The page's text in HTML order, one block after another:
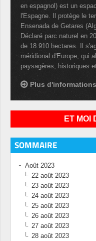
en espagnol) est un
l'Espagne. Il protège le
Ensenada de Getares
Déclaré parc naturel en
de 18.910 hectares. Il
méridional d'Europe, qui
paysagères, historiques
Plus d'informations
ET MOI
SOMMAIRE
Août 2023
22 août 2023
23 août 2023
24 août 2023
25 août 2023
26 août 2023
27 août 2023
28 août 2023